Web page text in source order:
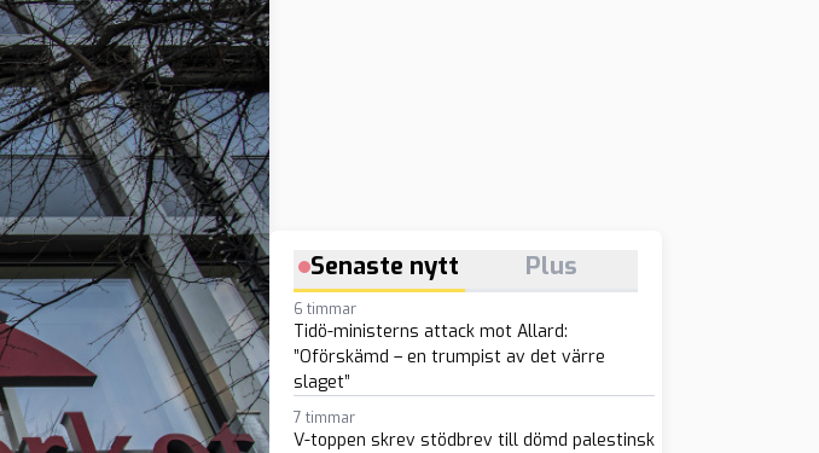
Senaste nytt Plus
6 timmar
Tidö-ministerns attack mot Allard:
”Oförskämd – en trumpist av det värre
slaget”
7 timmar
V-toppen skrev stödbrev till dömd palestinsk